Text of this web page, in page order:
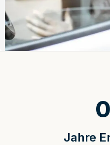
Jahre
0